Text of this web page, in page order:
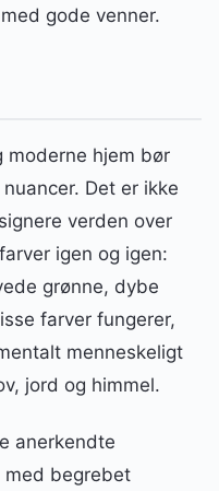
gode venner.
moderne hjem bør
Det er ikke
verden over
igen og igen:
grønne, dybe
farver fungerer,
menneskeligt
jord og himmel.
anerkendte
med begrebet